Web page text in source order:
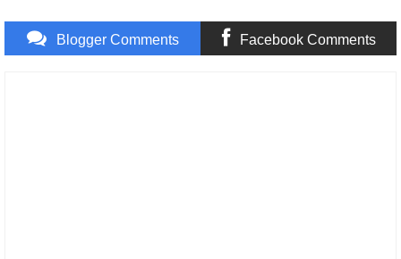
Blogger Comments Facebook Comments